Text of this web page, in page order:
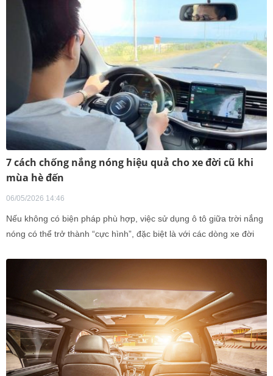
7 cách chống nắng nóng hiệu quả cho xe đời cũ khi
mùa hè đến
06/05/2026 14:46
Nếu không có biện pháp phù hợp, việc sử dụng ô tô giữa trời nắng
nóng có thể trở thành “cực hình”, đặc biệt là với các dòng xe đời